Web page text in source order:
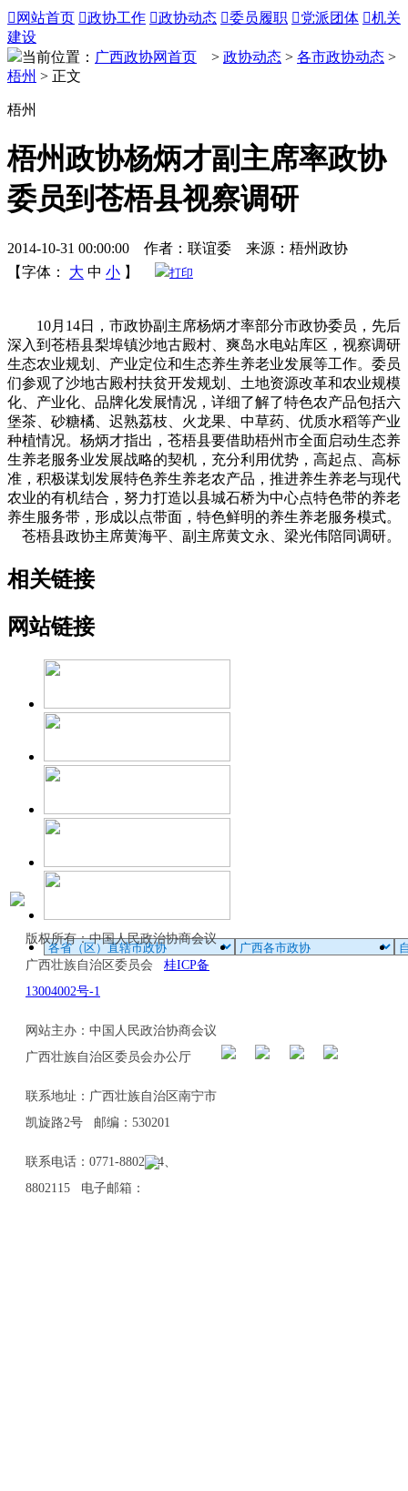
 网站首页 政协工作 政协动态 委员履职 党派团体 机关
建设
当前位置： 广西政协网首页 > 政协动态 > 各市政协动态 >
梧州 > 正文
梧州
梧州政协杨炳才副主席率政协
委员到苍梧县视察调研
2014-10-31 00:00:00 作者：联谊委 来源：梧州政协
【字体：
大 中 小 】 打印
10月14日，市政协副主席杨炳才率部分市政协委员，先后
深入到苍梧县梨埠镇沙地古殿村、爽岛水电站库区，视察调研
生态农业规划、产业定位和生态养生养老业发展等工作。委员
们参观了沙地古殿村扶贫开发规划、土地资源改革和农业规模
化、产业化、品牌化发展情况，详细了解了特色农产品包括六
堡茶、砂糖橘、迟熟荔枝、火龙果、中草药、优质水稻等产业
种植情况。杨炳才指出，苍梧县要借助梧州市全面启动生态养
生养老服务业发展战略的契机，充分利用优势，高起点、高标
准，积极谋划发展特色养生养老农产品，推进养生养老与现代
农业的有机结合，努力打造以县城石桥为中心点特色带的养老
养生服务带，形成以点带面，特色鲜明的养生养老服务模式。
苍梧县政协主席黄海平、副主席黄文永、梁光伟陪同调研。
相关链接
网站链接
版权所有：中国人民政治协商会议
广西壮族自治区委员会 桂ICP备
13004002号-1
网站主办：中国人民政治协商会议
广西壮族自治区委员会办公厅
联系地址：广西壮族自治区南宁市
凯旋路2号 邮编：530201
联系电话：0771-8802114、
8802115 电子邮箱：